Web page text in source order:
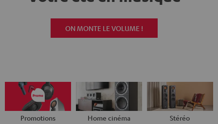
ON MONTE LE VOLUME !
Promotions Home cinéma Stéréo